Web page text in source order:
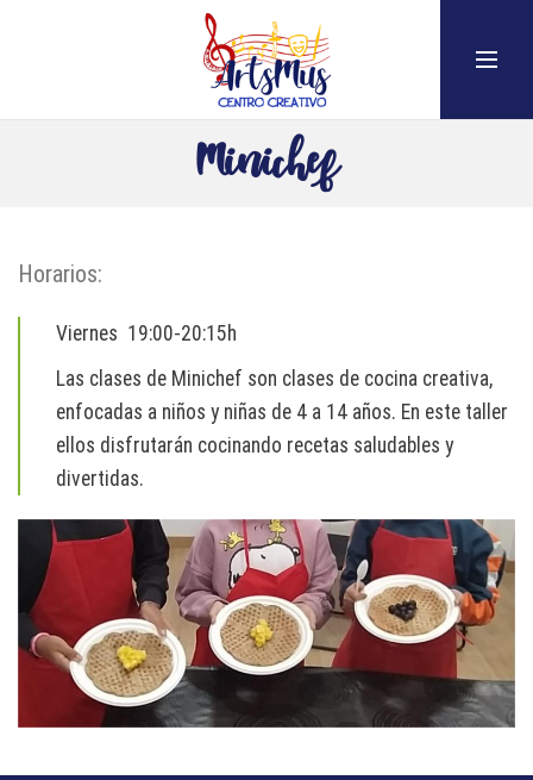
Minichef
Horarios:
Viernes 19:00-20:15h
Las clases de Minichef son clases de cocina creativa,
enfocadas a niños y niñas de 4 a 14 años. En este taller
ellos disfrutarán cocinando recetas saludables y
divertidas.